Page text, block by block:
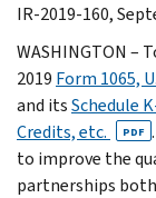
IR-2019-160,
WASHINGTON –
2019 Form 1065,
and itsSchedule
Credits, etc.
PDF
to improve the
partnerships